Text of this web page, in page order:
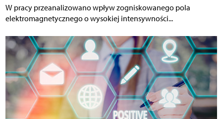
W pracy przeanalizowano wpływ zogniskowanego pola
elektromagnetycznego o wysokiej intensywności...